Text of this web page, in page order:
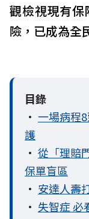
觀檢視現有
險，已成為全
目錄
• 一場病程
護
• 從「理賠
保單盲區
• 安達人壽
• 失智症 必